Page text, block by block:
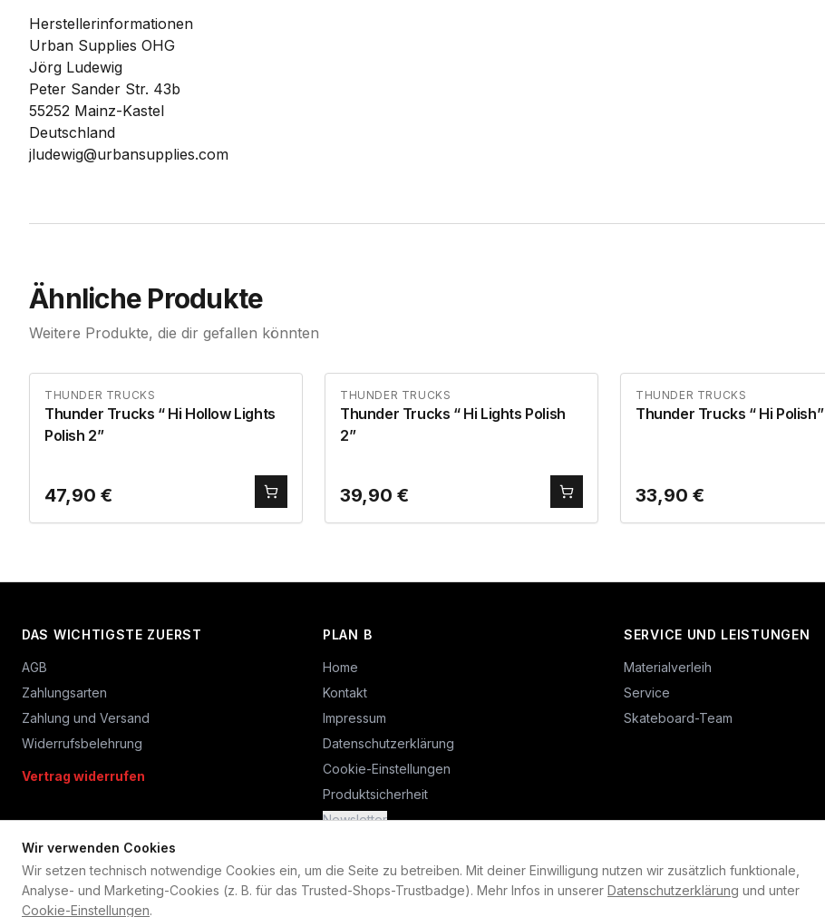
Wir verwenden Cookies
Wir setzen technisch notwendige Cookies ein, um die Seite zu betreiben. Mit deiner Einwilligung nutzen wir zusätzlich funktionale,
Analyse- und Marketing-Cookies (z. B. für das Trusted-Shops-Trustbadge). Mehr Infos in unserer Datenschutzerklärung und unter
Cookie-Einstellungen.
Herstellerinformationen
Urban Supplies OHG
Jörg Ludewig
Peter Sander Str. 43b
55252 Mainz-Kastel
Deutschland
jludewig@urbansupplies.com
Ähnliche Produkte
Weitere Produkte, die dir gefallen könnten
THUNDER TRUCKS
Thunder Trucks “ Hi Hollow Lights
Polish 2”
47,90 €
THUNDER TRUCKS
Thunder Trucks “ Hi Lights Polish
2”
39,90 €
THUNDER TRUCKS
Thunder Trucks “ Hi Polish”
33,90 €
DAS WICHTIGSTE ZUERST
AGB
Zahlungsarten
Zahlung und Versand
Widerrufsbelehrung
Vertrag widerrufen
PLAN B
Home
Kontakt
Impressum
Datenschutzerklärung
Cookie-Einstellungen
Produktsicherheit
Newsletter
SERVICE UND LEISTUNGEN
Materialverleih
Service
Skateboard-Team
©2026 Plan B. Alle Rechte vorbehalten.